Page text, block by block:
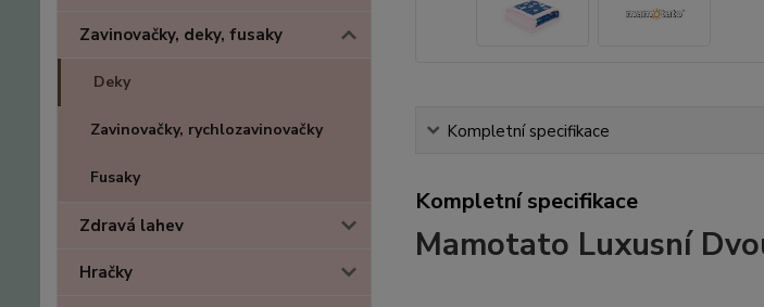
Zavinovačky, deky, fusaky
Deky
Zavinovačky, rychlozavinovačky
Fusaky
Zdravá lahev
Hračky
Kompletní specifikace
Kompletní specifikace
Mamotato Luxusní